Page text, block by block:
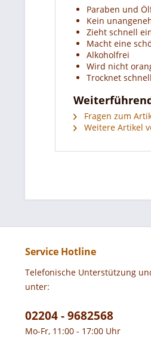
Paraben und
Kein
Zieht schnell
Macht eine
Alkoholfrei
Wird nicht
Trocknet schnell
Fragen zum
Weitere Artikel
Service Hotline
Telefonische Unterstützung
unter:
02204 - 9682568
Mo-Fr, 11:00 - 17:00 Uhr